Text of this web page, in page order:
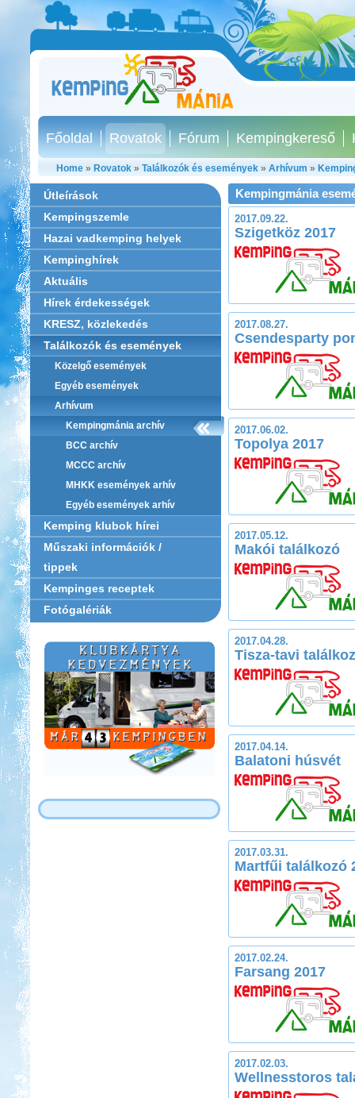
Főoldal Rovatok Fórum Kempingkereső
Home » Rovatok » Találkozók és események » Arhívum »
Útleírások
Kempingszemle
Hazai vadkemping helyek
Kempinghírek
Aktuális
Hírek érdekességek
KRESZ, közlekedés
Találkozók és események
Közelgő események
Egyéb események
Arhívum
Kempingmánia archív
BCC archív
MCCC archív
MHKK események arhív
Egyéb események arhív
Kemping klubok hírei
Műszaki információk /
tippek
Kempinges receptek
Fotógalériák
Kempingmánia
2017.09.22.
Szigetköz 2017
2017.08.27.
Csendesparty
2017.06.02.
Topolya 2017
2017.05.12.
Makói találkozó
2017.04.28.
Tisza-tavi
2017.04.14.
Balatoni húsvét
2017.03.31.
Martfűi találkozó
2017.02.24.
Farsang 2017
2017.02.03.
Wellnesstoros